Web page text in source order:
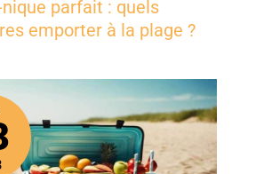
parfait : quels
emporter à la plage ?